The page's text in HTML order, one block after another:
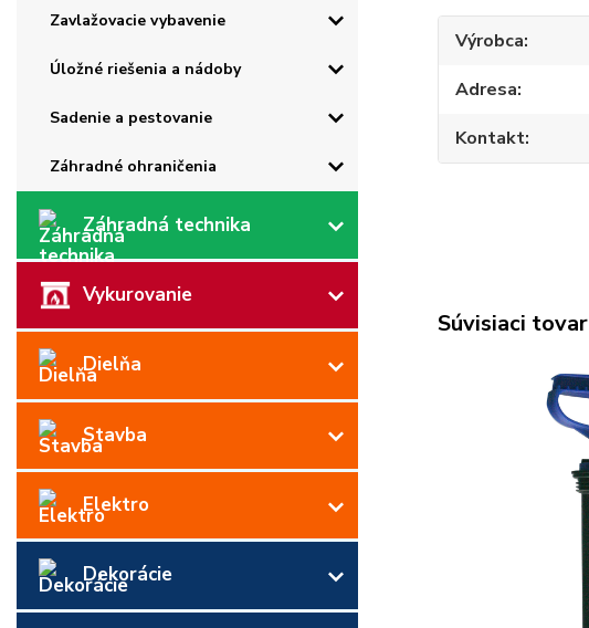
Zavlažovacie vybavenie
Úložné riešenia a nádoby
Sadenie a pestovanie
Záhradné ohraničenia
Záhradná technika
Vykurovanie
Dielňa
Stavba
Elektro
Dekorácie
Výrobca
Adresa
Kontakt
Súvisiaci tovar